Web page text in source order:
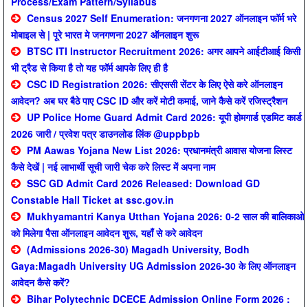
Census 2027 Self Enumeration: जनगणना 2027 ऑनलाइन फॉर्म भरे
मोबाइल से | पूरे भारत मे जनगणना 2027 ऑनलाइन शुरू
BTSC ITI Instructor Recruitment 2026: अगर आपने आईटीआई किसी
भी ट्रैड से किया है तो यह फॉर्म आपके लिए ही है
CSC ID Registration 2026: सीएससी सेंटर के लिए ऐसे करे ऑनलाइन
आवेदन? अब घर बैठे पाए CSC ID और करें मोटी कमाई, जाने कैसे करें रजिस्ट्रैशन
UP Police Home Guard Admit Card 2026: यूपी होमगार्ड एडमिट कार्ड
2026 जारी / प्रवेश पत्र डाउनलोड लिंक @uppbpb
PM Aawas Yojana New List 2026: प्रधानमंत्री आवास योजना लिस्ट
कैसे देखें | नई लाभार्थी सूची जारी चेक करे लिस्ट में अपना नाम
SSC GD Admit Card 2026 Released: Download GD
Constable Hall Ticket at ssc.gov.in
Mukhyamantri Kanya Utthan Yojana 2026: 0-2 साल की बालिकाओ
को मिलेगा पैसा ऑनलाइन आवेदन शुरू, यहाँ से करे आवेदन
(Admissions 2026-30) Magadh University, Bodh
Gaya:Magadh University UG Admission 2026-30 के लिए ऑनलाइन
आवेदन कैसे करें?
Bihar Polytechnic DCECE Admission Online Form 2026 :